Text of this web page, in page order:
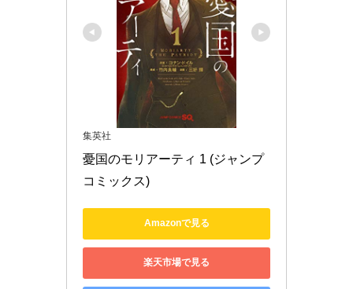
集英社
憂国のモリアーティ 1 (ジャンプ
コミックス)
Amazonで見る
楽天市場で見る